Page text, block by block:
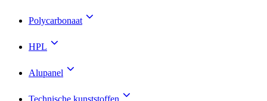
Polycarbonaat
HPL
Alupanel
Technische kunststoffen